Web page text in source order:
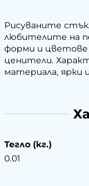
Рисуваните
любителите на
форми и
ценители.
материала, ярки
Тегло (кг.)
0.01